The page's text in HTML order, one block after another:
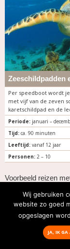
Zeeschildpadden
Per speedboot wordt
met vijf van de zeven
karetschildpad en de
Periode:januari –
Tijd:ca. 90 minuten
Leeftijd:vanaf 12 jaar
Personen: 2 – 10
Voorbeeld reizen
geen reis getoond,
verblijf in deze
Combineer
accommodaties
Wij gebruiken
website zo goed
opgeslagen
JA, IK GA